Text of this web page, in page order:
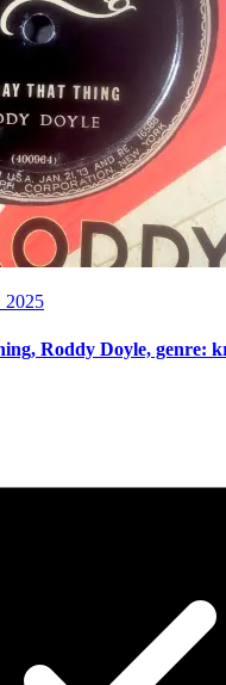
2025
Roddy Doyle, genre: